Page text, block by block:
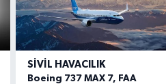
SIVIL HAVACILIK
Boeing 737 MAX 7, FAA